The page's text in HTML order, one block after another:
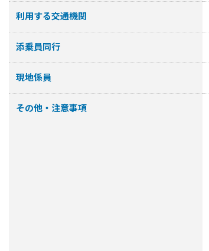
利用する交通機関
添乗員同行
現地係員
その他・注意事項